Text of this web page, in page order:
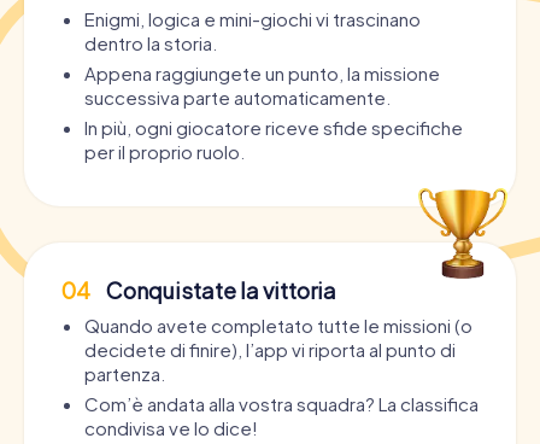
Enigmi, logica e mini-giochi vi trascinano
dentro la storia.
Appena raggiungete un punto, la missione
successiva parte automaticamente.
In più, ogni giocatore riceve sfide specifiche
per il proprio ruolo.
04 Conquistate la vittoria
Quando avete completato tutte le missioni (o
decidete di finire), l’app vi riporta al punto di
partenza.
Com’è andata alla vostra squadra? La classifica
condivisa ve lo dice!